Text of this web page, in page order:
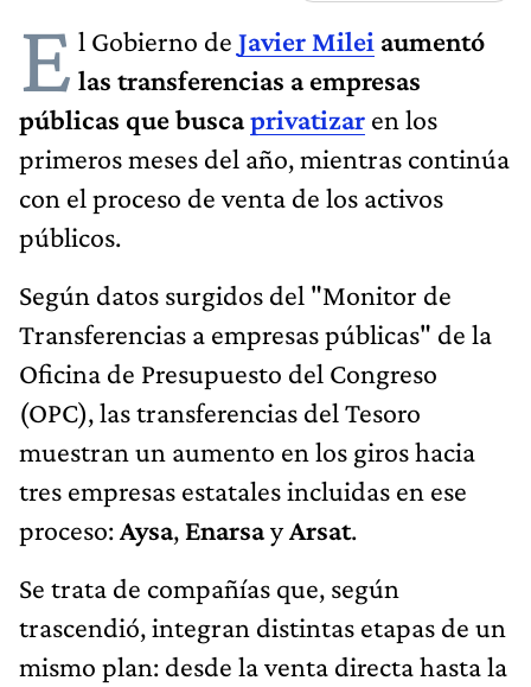
E l Gobierno de Javier Milei aumentó
las transferencias a empresas
públicas que buscaprivatizar en los
primeros meses del año, mientras continúa
con el proceso de venta de los activos
públicos.
Según datos surgidos del "Monitor de
Transferencias a empresas públicas" de la
Oficina de Presupuesto del Congreso
(OPC), las transferencias del Tesoro
muestran un aumento en los giros hacia
tres empresas estatales incluidas en ese
proceso:Aysa, EnarsayArsat.
Se trata de compañías que, según
trascendió, integran distintas etapas de un
mismo plan: desde la venta directa hasta la